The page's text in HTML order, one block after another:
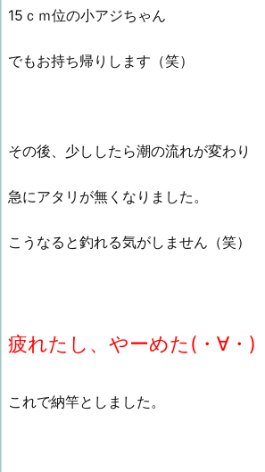
15ｃｍ位の小アジちゃん
でもお持ち帰りします（笑）
その後、少ししたら潮の流れが変わり
急にアタリが無くなりました。
こうなると釣れる気がしません（笑）
疲れたし、やーめた(・∀・)
これで納竿としました。